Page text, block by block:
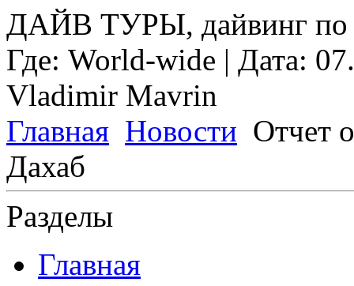
ДАЙВ ТУРЫ, дайвинг по
Где: World-wide | Дата:
Vladimir Mavrin
Главная Новости Отчет
Дахаб
Разделы
Главная